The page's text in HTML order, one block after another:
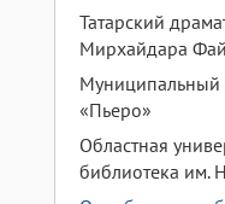
Татарский
Мирхайдара
Муниципальный
«Пьеро»
Областная
библиотека им.